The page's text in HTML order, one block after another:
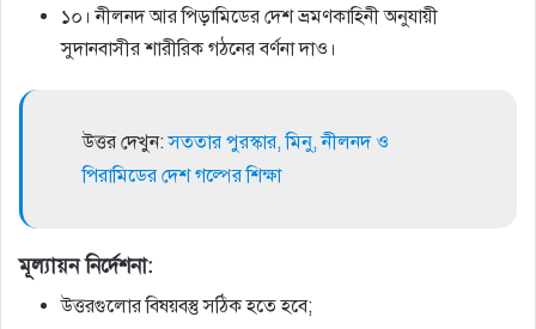
১০। নীলনদ আর পিড়ামিডের দেশ ভ্রমণকাহিনী অনুযায়ী
সুদানবাসীর শারীরিক গঠনের বর্ণনা দাও।
উত্তর দেখুন:সততার পুরস্কার, মিনু, নীলনদ ও
পিরামিডের দেশ গল্পের শিক্ষা
মূল্যায়ন নির্দেশনা:
উত্তরগুলোর বিষয়বস্তু সঠিক হতে হবে;